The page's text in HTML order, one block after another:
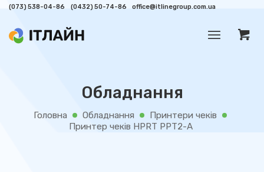
(073) 538-04-86 (0432) 50-74-86 office@itlinegroup.com.ua
Обладнання
Головна / Обладнання / Принтери чеків /
Принтер чеків HPRT PPT2-A